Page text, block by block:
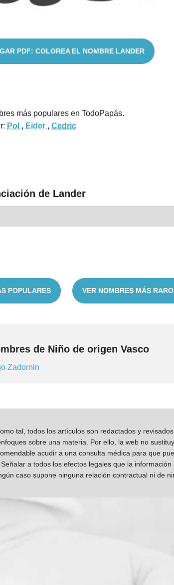
PDF: COLOREA EL NOMBRE LANDER
más populares en TodoPapás.
Pol , Eider , Cedric
de Lander
POPULARES VER NOMBRES MÁS
de Niño de origen Vasco
Zadornin
tal, todos los artículos son redactados y
sobre una materia. Por ello, la web no
acudir a una consulta médica para que
a todos los efectos legales que la
caso supone ninguna relación contractual ni de